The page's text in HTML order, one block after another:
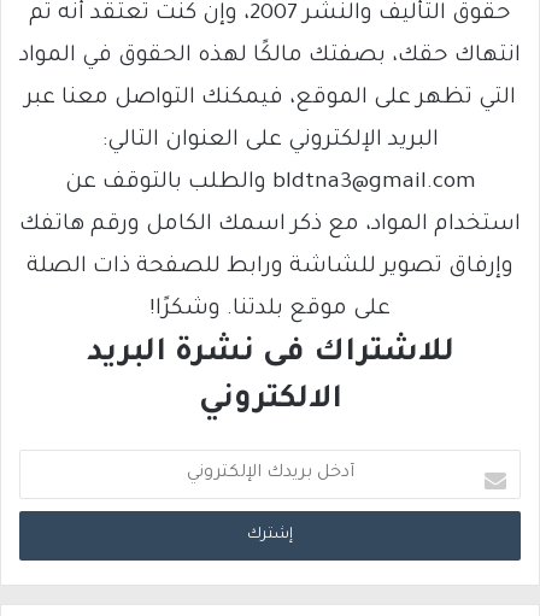
حقوق التأليف والنشر 2007، وإن كنت تعتقد أنه تم
انتهاك حقك، بصفتك مالكًا لهذه الحقوق في المواد
التي تظهر على الموقع، فيمكنك التواصل معنا عبر
البريد الإلكتروني على العنوان التالي:
bldtna3@gmail.com والطلب بالتوقف عن
استخدام المواد، مع ذكر اسمك الكامل ورقم هاتفك
وإرفاق تصوير للشاشة ورابط للصفحة ذات الصلة
على موقع بلدتنا. وشكرًا!
للاشتراك فى نشرة البريد
الالكتروني
د
خ